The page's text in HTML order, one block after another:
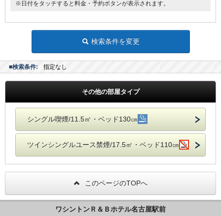
※日付をタッチすると料金・予約ボタンが表示されます。
検索条件を変更
■検索条件: 指定なし
その他の部屋タイプ
シングル喫煙/11.5㎡・ベッド130㎝
ツインシングルユース禁煙/17.5㎡・ベッド110㎝
このページのTOPへ
ワシントンＲ＆Ｂホテル名古屋駅前